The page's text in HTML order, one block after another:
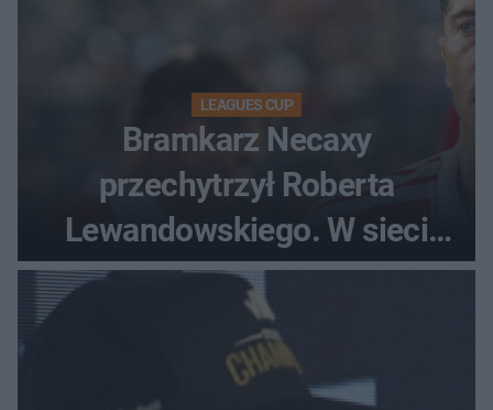
LEAGUES CUP
Bramkarz Necaxy
przechytrzył Roberta
Lewandowskiego. W sieci
krąży wideo z tego pojedynku